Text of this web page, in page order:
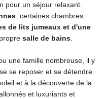
pour un séjour relaxant.
, certaines chambres
de lits jumeaux et d'une
salle de bains.
une famille nombreuse, il y
se reposer et se détendre
et à la découverte de la
et luxuriants et